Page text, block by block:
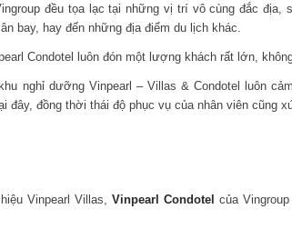
đều tọa lạc tại những vị trí vô cùng đắc địa,
bay, hay đến những địa điểm du lịch khác.
Condotel luôn đón một lượng khách rất lớn,
nghỉ dưỡng Vinpearl – Villas & Condotel luôn
đồng thời thái độ phục vụ của nhân viên cũng
Vinpearl Villas, Vinpearl Condotel của